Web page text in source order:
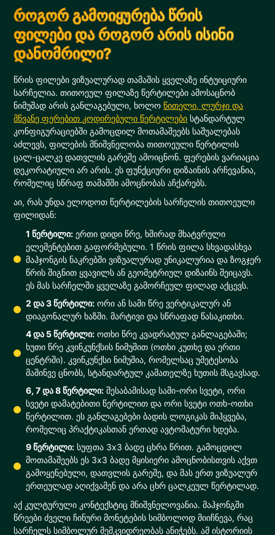
როგორ გამოიყურება წრის
ფილები და როგორ არის ისინი
დანომრილი?
წრის ფილები ვიზუალურად თამაშის ყველაზე ინტუიციური
სარჩელია. თითოეულ ფილაზე წერტილები ამოსაცნობ
ნიმუშად არის განლაგებული, ხოლოწითელი, ლურჯი და
მწვანე ფერებით კოდირებული წერტილები სტანდარტულ
კონფიგურაციებში გამოცდილ მოთამაშეებს საშუალებას
აძლევს, ფილების მნიშვნელობა თითოეული წერტილის
ცალ-ცალკე დათვლის გარეშე ამოიცნონ. ფერების ვარიაცია
დეკორატიული არ არის. ეს ფუნქციური დიზაინის არჩევანია,
რომელიც სწრაფ თამაშში ამოცნობას აჩქარებს.
აი, რას უნდა ელოდოთ წერტილების სარჩელის თითოეული
ფილიდან:
1 წერტილი: ერთი დიდი წრე, ხშირად მხატვრული
ელემენტებით გაფორმებული. 1 წრის ფილა სხვადასხვა
მაჰჯონგის ნაკრებში ვიზუალურად უნიკალურია და ზოგჯერ
წრის შიგნით ყვავილს ან გეომეტრიულ დიზაინს შეიცავს.
ეს მას სარჩელში ყველაზე გამორჩეულ ფილად აქცევს.
2 და 3 წერტილი: ორი ან სამი წრე ვერტიკალურ ან
დიაგონალურ ხაზში. მარტივი და სწრაფად წასაკითხი.
4 და 5 წერტილი: ოთხი წრე კვადრატულ განლაგებაში;
ხუთი წრე კვინკუნქსის ნიმუშით (ოთხი კუთხე და ერთი
ცენტრში). კვინკუნქსი ნიმუშია, რომელსაც უმეტესობა
მაშინვე ცნობს, სტანდარტულ კამათელზე ხუთის მსგავსად.
6, 7 და 8 წერტილი: შესაბამისად სამი-ორი სვეტი, ორი
სვეტი დამატებითი წერტილით და ორი სვეტი ოთხ-ოთხი
წერტილით. ეს განლაგებები ბადის ლოგიკას მიჰყვება,
რომელიც პრაქტიკასთან ერთად ავტომატური ხდება.
9 წერტილი: სუფთა 3x3 ბადე ცხრა წრით. გამოცდილ
მოთამაშეებს ეს 3x3 ბადე მყისიერი ამოცნობისთვის აქვთ
გამოყენებული, დათვლის გარეშე, და მას ერთ ვიზუალურ
ერთეულად აღიქვამენ და არა ცხრ ცალკეულ წერტილად.
აქ კულტურული კონტექსტიც მნიშვნელოვანია. მაჰჯონგში
წრეები ძველი ჩინური მონეტების სიმბოლოდ მიიჩნევა, რაც
სარჩელს სიმბოლურ მემკვიდრეობას ანიჭებს. ამ ისტორიის